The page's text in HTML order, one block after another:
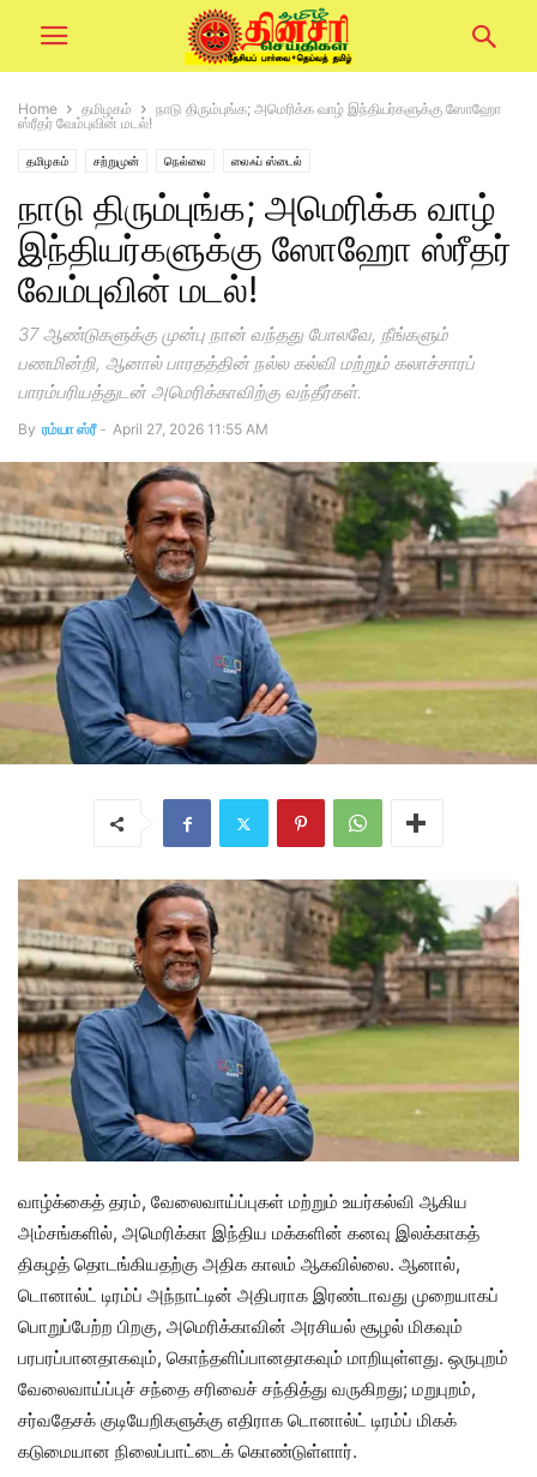
Home தமிழகம்
நாடு திரும்புங்க; அமெரிக்க வாழ் இந்தியர்களுக்கு ஸோஹோ
ஸ்ரீதர் வேம்புவின் மடல்!
தமிழகம் சற்றுமுன் நெல்லை லைஃப் ஸ்டைல்
நாடு திரும்புங்க; அமெரிக்க வாழ்
இந்தியர்களுக்கு ஸோஹோ ஸ்ரீதர்
வேம்புவின் மடல்!
37 ஆண்டுகளுக்கு முன்பு நான் வந்தது போலவே, நீங்களும்
பணமின்றி, ஆனால் பாரதத்தின் நல்ல கல்வி மற்றும் கலாச்சாரப்
பாரம்பரியத்துடன் அமெரிக்காவிற்கு வந்தீர்கள்.
By ரம்யா ஸ்ரீ - April 27, 2026 11:55 AM
வாழ்க்கைத் தரம், வேலைவாய்ப்புகள் மற்றும் உயர்கல்வி ஆகிய
அம்சங்களில், அமெரிக்கா இந்திய மக்களின் கனவு இலக்காகத்
திகழத் தொடங்கியதற்கு அதிக காலம் ஆகவில்லை. ஆனால்,
டொனால்ட் டிரம்ப் அந்நாட்டின் அதிபராக இரண்டாவது முறையாகப்
பொறுப்பேற்ற பிறகு, அமெரிக்காவின் அரசியல் சூழல் மிகவும்
பரபரப்பானதாகவும், கொந்தளிப்பானதாகவும் மாறியுள்ளது. ஒருபுறம்
வேலைவாய்ப்புச் சந்தை சரிவைச் சந்தித்து வருகிறது; மறுபுறம்,
சர்வதேசக் குடியேறிகளுக்கு எதிராக டொனால்ட் டிரம்ப் மிகக்
கடுமையான நிலைப்பாட்டைக் கொண்டுள்ளார்.